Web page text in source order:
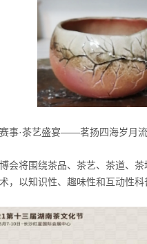
赛事·茶艺盛宴——茗扬四海岁月流
会将围绕茶品、茶艺、茶道、
，以知识性、趣味性和互动性科